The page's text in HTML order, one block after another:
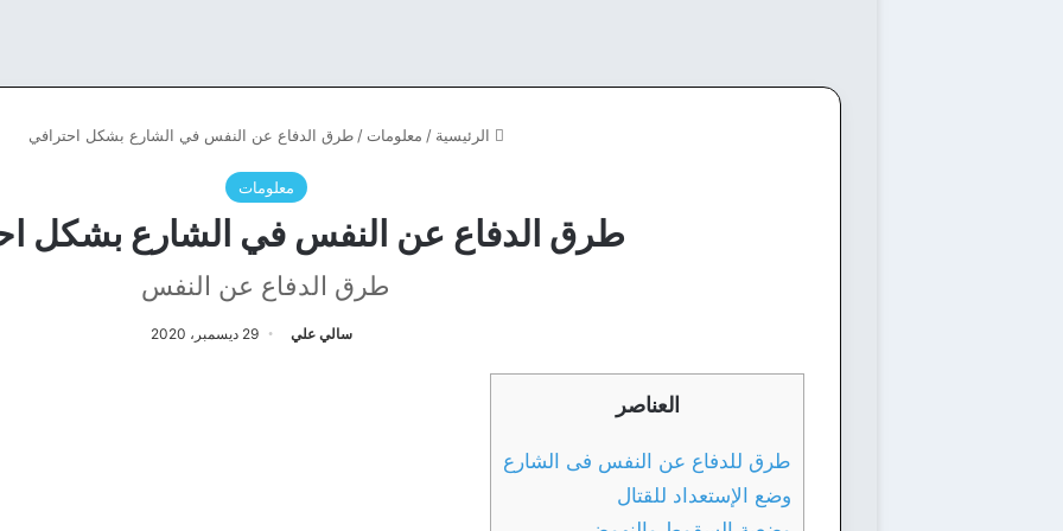
الرئيسية / معلومات / طرق الدفاع عن النفس في الشارع بشكل احترافي
معلومات
طرق الدفاع عن النفس في الشارع بشكل
طرق الدفاع عن النفس
سالي علي 29 ديسمبر، 2020
العناصر
طرق للدفاع عن النفس فى الشارع
وضع الإستعداد للقتال